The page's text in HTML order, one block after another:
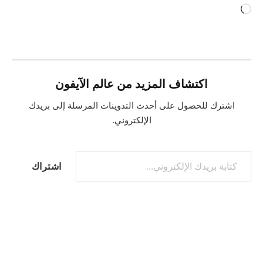
جاري
اكتشاف المزيد من عالم الآيفون
اشترك للحصول على أحدث التدوينات المرسلة إلى بريدك
الإلكتروني.
كتابة بريدك الإلكتروني...
اشتراك